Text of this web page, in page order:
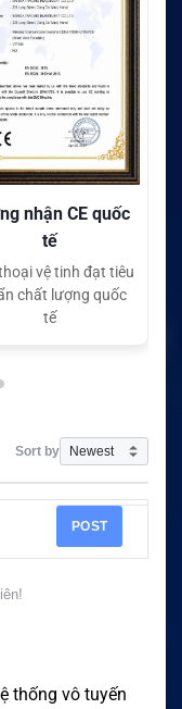
nhận CE quốc
tế
vệ tinh đạt tiêu
chất lượng quốc
tế
Sort by
POST
thống vô tuyến